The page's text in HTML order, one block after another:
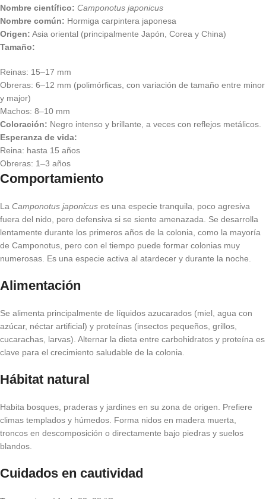
Nombre científico: Camponotus japonicus
Nombre común: Hormiga carpintera japonesa
Origen: Asia oriental (principalmente Japón, Corea y China)
Tamaño:
Reinas: 15–17 mm
Obreras: 6–12 mm (polimórficas, con variación de tamaño entre minor
y major)
Machos: 8–10 mm
Coloración: Negro intenso y brillante, a veces con reflejos metálicos.
Esperanza de vida:
Reina: hasta 15 años
Obreras: 1–3 años
Comportamiento
La Camponotus japonicus es una especie tranquila, poco agresiva
fuera del nido, pero defensiva si se siente amenazada. Se desarrolla
lentamente durante los primeros años de la colonia, como la mayoría
de Camponotus, pero con el tiempo puede formar colonias muy
numerosas. Es una especie activa al atardecer y durante la noche.
Alimentación
Se alimenta principalmente de líquidos azucarados (miel, agua con
azúcar, néctar artificial) y proteínas (insectos pequeños, grillos,
cucarachas, larvas). Alternar la dieta entre carbohidratos y proteína es
clave para el crecimiento saludable de la colonia.
Hábitat natural
Habita bosques, praderas y jardines en su zona de origen. Prefiere
climas templados y húmedos. Forma nidos en madera muerta,
troncos en descomposición o directamente bajo piedras y suelos
blandos.
Cuidados en cautividad